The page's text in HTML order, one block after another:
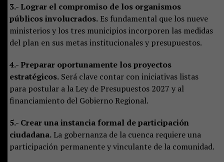
3.- Lograr el compromiso de los organismos
públicos involucrados.Es fundamental que los nueve
ministerios y los tres municipios incorporen las medidas
del plan en sus metas institucionales y presupuestos.
4.- Preparar oportunamente los proyectos
estratégicos.Será clave contar con iniciativas listas
para postular a la Ley de Presupuestos 2027 y al
financiamiento del Gobierno Regional.
5.- Crear una instancia formal de participación
ciudadana.La gobernanza de la cuenca requiere una
participación permanente y vinculante de la comunidad.